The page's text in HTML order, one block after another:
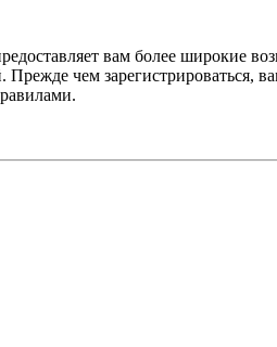
вам более широкие
чем зарегистрироваться,